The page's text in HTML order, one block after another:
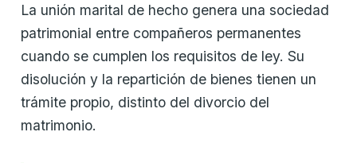
La unión marital de hecho genera una sociedad
patrimonial entre compañeros permanentes
cuando se cumplen los requisitos de ley. Su
disolución y la repartición de bienes tienen un
trámite propio, distinto del divorcio del
matrimonio.